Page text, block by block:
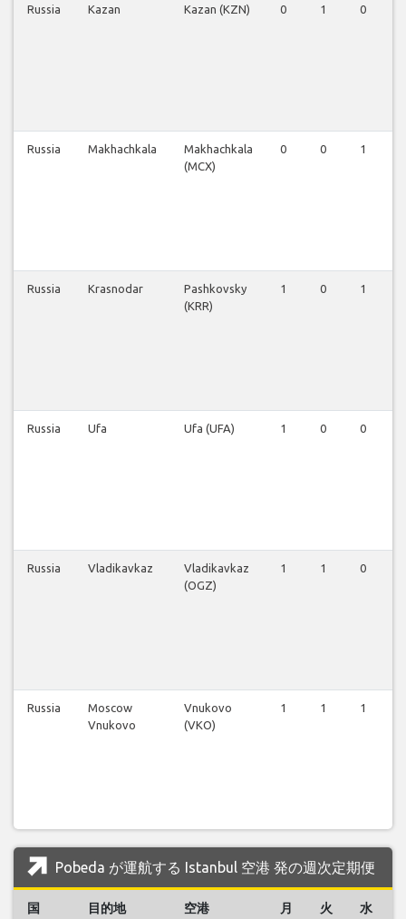
Russia Kazan Kazan (KZN) 0 1 0
Russia Makhachkala
Makhachkala
(MCX)
0 0 1
Russia Krasnodar
Pashkovsky
(KRR)
1 0 1
Russia Ufa Ufa (UFA) 1 0 0
Russia Vladikavkaz
Vladikavkaz
(OGZ)
1 1 0
Russia
Moscow
Vnukovo
Vnukovo
(VKO)
1 1 1
Pobeda が運航する Istanbul 空港 発の週次定期便
国 目的地 空港 月 火 水